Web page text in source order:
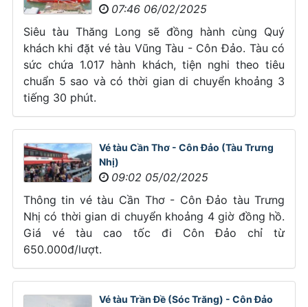
07:46 06/02/2025
Siêu tàu Thăng Long sẽ đồng hành cùng Quý
khách khi đặt vé tàu Vũng Tàu - Côn Đảo. Tàu có
sức chứa 1.017 hành khách, tiện nghi theo tiêu
chuẩn 5 sao và có thời gian di chuyển khoảng 3
tiếng 30 phút.
Vé tàu Cần Thơ - Côn Đảo (Tàu Trưng
Nhị)
09:02 05/02/2025
Thông tin vé tàu Cần Thơ - Côn Đảo tàu Trưng
Nhị có thời gian di chuyển khoảng 4 giờ đồng hồ.
Giá vé tàu cao tốc đi Côn Đảo chỉ từ
650.000đ/lượt.
Vé tàu Trần Đề (Sóc Trăng) - Côn Đảo